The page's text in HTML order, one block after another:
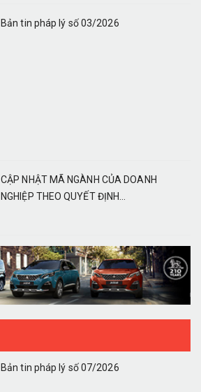
Bản tin pháp lý số 03/2026
CẬP NHẬT MÃ NGÀNH CỦA DOANH
NGHIỆP THEO QUYẾT ĐỊNH...
Bản tin pháp lý số 07/2026